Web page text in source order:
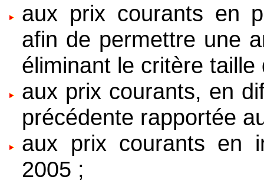
aux prix courants en
afin de permettre une
éliminant le critère taille
aux prix courants, en
précédente rapportée
aux prix courants en
2005 ;